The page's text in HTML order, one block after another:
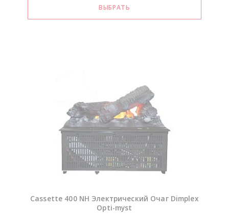
Cassette 400 NH Электрический Очаг Dimplex
Opti-myst